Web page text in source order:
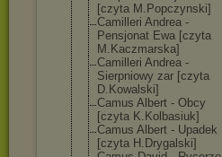
[czyta M.Popczynski]
Camilleri Andrea -
Pensjonat Ewa [czyta
M.Kaczmarska]
Camilleri Andrea -
Sierpniowy zar [czyta
D.Kowalski]
Camus Albert - Obcy
[czyta K.Kolbasiuk]
Camus Albert - Upadek
[czyta H.Drygalski]